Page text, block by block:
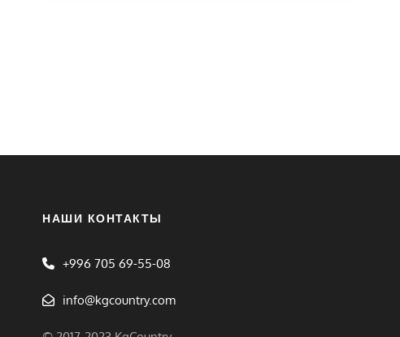
НАШИ КОНТАКТЫ
+996 705 69-55-08
info@kgcountry.com